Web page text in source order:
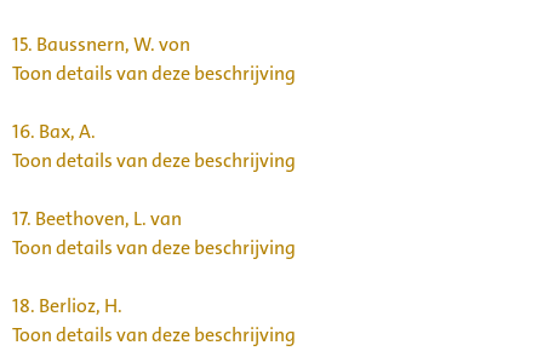
15. Baussnern, W. von
Toon details van deze beschrijving
16. Bax, A.
Toon details van deze beschrijving
17. Beethoven, L. van
Toon details van deze beschrijving
18. Berlioz, H.
Toon details van deze beschrijving